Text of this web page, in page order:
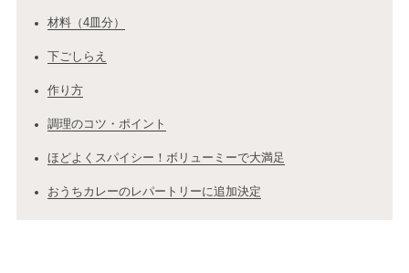
材料（4皿分）
下ごしらえ
作り方
調理のコツ・ポイント
ほどよくスパイシー！ボリューミーで大満足
おうちカレーのレパートリーに追加決定